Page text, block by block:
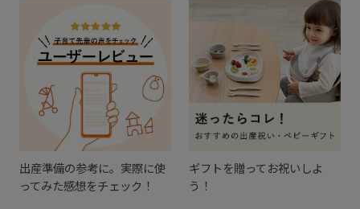
出産準備の参考に。実際に使
ってみた感想をチェック！
ギフトを贈ってお祝いしよ
う！